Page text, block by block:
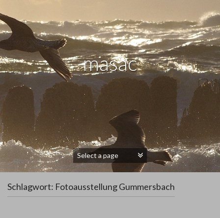
masac
Schlagwort: Fotoausstellung Gummersbach